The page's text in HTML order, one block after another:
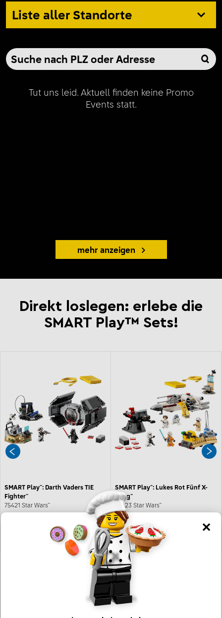
Liste aller Standorte
Tut uns leid. Aktuell finden keine Promo
Events statt.
mehr anzeigen
Direkt loslegen: erlebe die
SMART Play™ Sets!
SMART Play™: Darth Vaders TIE
Fighter™
75421 Star Wars™
UVP*
Jetzt kaufen
SMART Play™: Lukes Rot Fünf X-
Wing™
75423 Star Wars™
89,99 €
Jetzt kaufen
*Unverbindliche Preisempfehlung -
Die Preisgestaltung liegt im